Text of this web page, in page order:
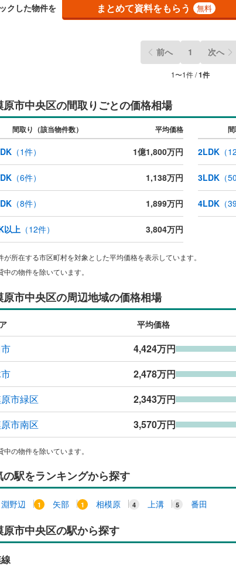
クした物件を まとめて資料をもらう 無料
前へ 1 次へ
1〜1件 /1件
原市中央区の間取りごとの価格相場
間取り（該当物件数） 平均価格
（1件） 1億1,800万円 2LDK（12
（6件） 1,138万円 3LDK（50
（8件） 1,899万円 4LDK（
以上 （12件） 3,804万円
が所在する市区町村を対象とした平均価格を表示しています。
中の物件を除いています。
原市中央区の周辺地域の価格相場
平均価格
4,424万円
2,478万円
市緑区 2,343万円
市南区 3,570万円
中の物件を除いています。
の駅をランキングから探す
淵野辺 矢部 相模原 上溝 番田
原市中央区の駅から探す
足柄下郡湯河原町(28)
キッチン
販売、価格、契約、入居関連など
浴室
浴室乾燥機あり（1）
収納
ウォークインクローゼット
バルコニー、庭
ウッドデッキあり（0）
構造・規模・施工・品質・工法関連
耐震、免震、制震構造
オンライン対応
オンライン内見(相談)可（0）
オンライン対応とは？